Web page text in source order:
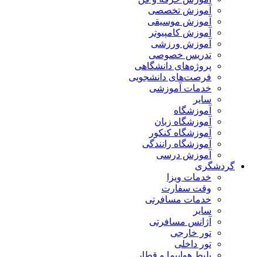
آموزش تخصصی
آموزش موسیقی
آموزش کامپیوتر
آموزش ورزشی
تدریس خصوصی
پروژه‌های دانشگاهی
فرصت‌های دانشجویی
خدمات آموزشی
سایر
آموزشگاه
آموزشگاه زبان
آموزشگاه کنکور
آموزشگاه رانندگی
آموزش درسی
گردشگری
خدمات ویزا
وقت سفارت
خدمات مسافرتی
سایر
آژانس مسافرتی
تور خارجی
تور داخلی